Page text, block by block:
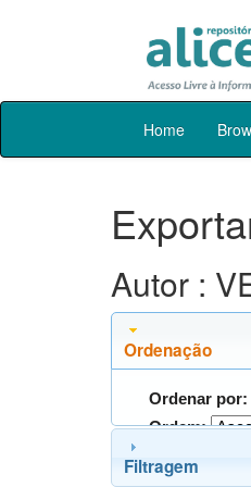
Skip
Home
Autor :
Ordenação
Ordenar por:
Ordem:
Filtragem